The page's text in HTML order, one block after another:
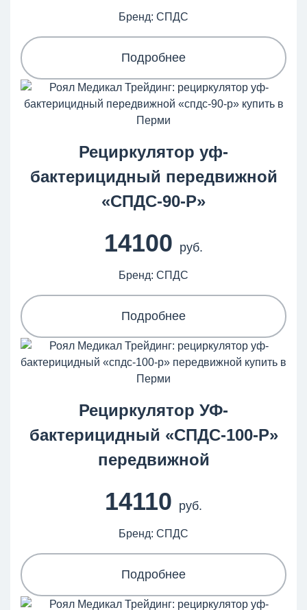
Бренд: СПДС
Подробнее
Рециркулятор уф-
бактерицидный передвижной
«СПДС-90-Р»
14100 руб.
Бренд: СПДС
Подробнее
Рециркулятор УФ-
бактерицидный «СПДС-100-Р»
передвижной
14110 руб.
Бренд: СПДС
Подробнее